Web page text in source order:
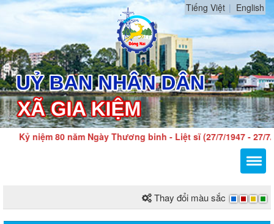
Tiếng Việt English
Kỷ niệm 80 năm Ngày Thương binh - Liệt sĩ (27/7/1947 - 27/7/
Thay đổi màu sắc